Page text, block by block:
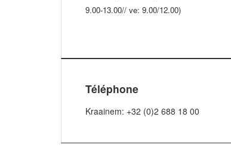
9.00-13.00// ve: 9.00/12.00)
Téléphone
Kraainem: +32 (0)2 688 18 00